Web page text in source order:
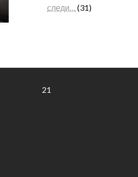
следи…
(31)
21